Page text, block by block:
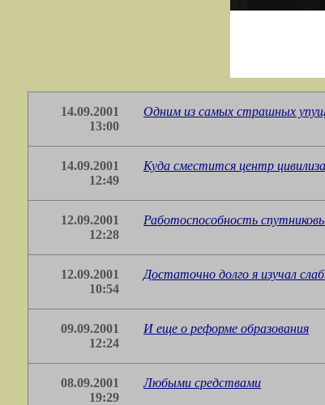
14.09.2001
13:00
Одним из самых страшных
14.09.2001
12:49
Куда сместится центр
12.09.2001
12:28
Работоспособность
12.09.2001
10:54
Достаточно долго я изучал
09.09.2001
12:24
И еще о реформе образования
08.09.2001
19:29
Любыми средствами